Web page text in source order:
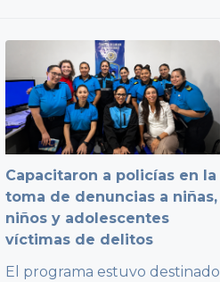
Capacitaron a policías en la
toma de denuncias a niñas,
niños y adolescentes
víctimas de delitos
El programa estuvo destinado